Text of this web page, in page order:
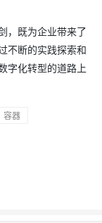
，既为企业带来了
不断的实践探索和
字化转型的道路上
容器